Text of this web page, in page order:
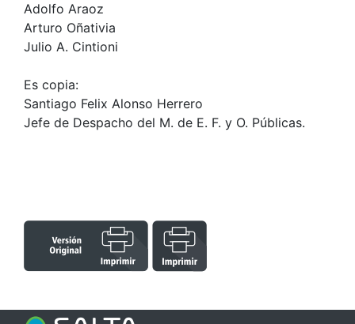
Adolfo Araoz
Arturo Oñativia
Julio A. Cintioni
Es copia:
Santiago Felix Alonso Herrero
Jefe de Despacho del M. de E. F. y O. Públicas.